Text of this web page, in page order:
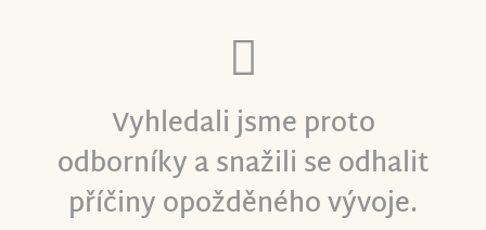
Vyhledali jsme proto
odborníky a snažili se odhalit
příčiny opožděného vývoje.